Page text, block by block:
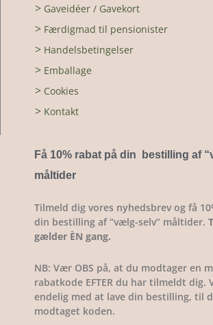
> Gaveidéer / Gavekort
> Færdigmad til pensionister
> Handelsbetingelser
> Emballage
> Cookies
> Kontakt
Få 10% rabat på din bestilling af
måltider
Tilmeld dig vores nyhedsbrev og få
din bestilling af “vælg-selv” måltider.
gælder ÈN gang.
NB: Vær OBS på, at du modtager en
rabatkode EFTER du har tilmeldt dig.
endelig med at lave din bestilling, til
modtaget koden.